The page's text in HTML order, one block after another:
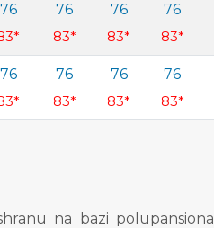
76
76
83*
76
83*
76
83*
76
76
83*
76
83*
76
83*
na bazi polupansiona